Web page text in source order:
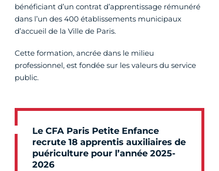
bénéficiant d’un contrat d’apprentissage rémunéré
dans l’un des 400 établissements municipaux
d’accueil de la Ville de Paris.
Cette formation, ancrée dans le milieu
professionnel, est fondée sur les valeurs du service
public.
Le CFA Paris Petite Enfance
recrute 18 apprentis auxiliaires de
puériculture pour l’année 2025-
2026